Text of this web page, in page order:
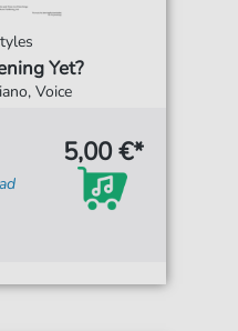
Yet?
Voice
5,00 €*